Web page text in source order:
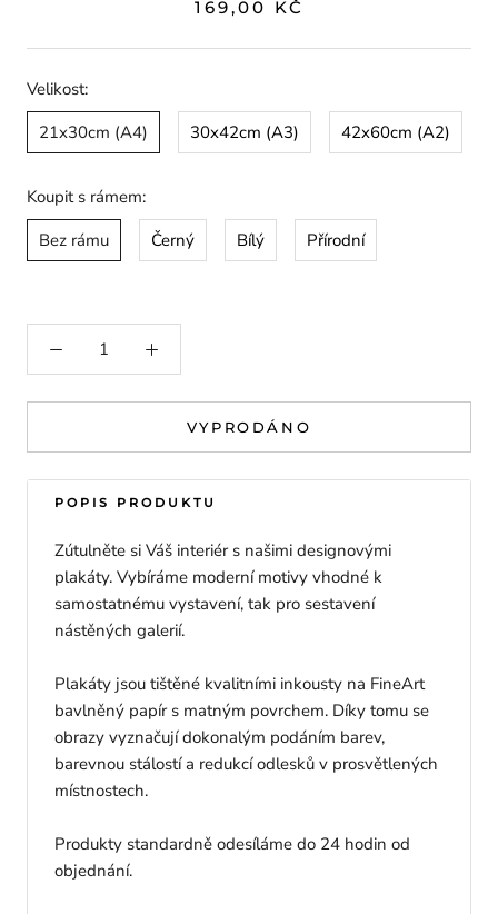
169,00 KČ
Velikost:
21x30cm (A4)
30x42cm (A3) 42x60cm (A2)
Koupit s rámem:
Bez rámu
Černý Bílý Přírodní
VYPRODÁNO
POPIS PRODUKTU
Zútulněte si Váš interiér s našimi designovými
plakáty. Vybíráme moderní motivy vhodné k
samostatnému vystavení, tak pro sestavení
nástěných galerií.
Plakáty jsou tištěné kvalitními inkousty na FineArt
bavlněný papír s matným povrchem. Díky tomu se
obrazy vyznačují dokonalým podáním barev,
barevnou stálostí a redukcí odlesků v prosvětlených
místnostech.
Produkty standardně odesíláme do 24 hodin od
objednání.